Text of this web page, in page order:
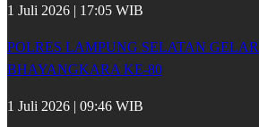
1 Juli 2026 | 17:05 WIB
POLRES LAMPUNG SELATAN
BHAYANGKARA KE-80
1 Juli 2026 | 09:46 WIB